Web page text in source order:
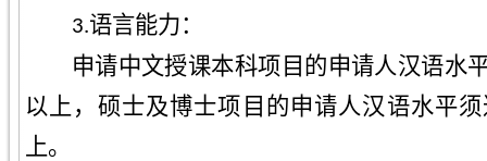
3.语言能力：
申请中文授课本科项目的申请人汉语水
以上，硕士及博士项目的申请人汉语水平
上。